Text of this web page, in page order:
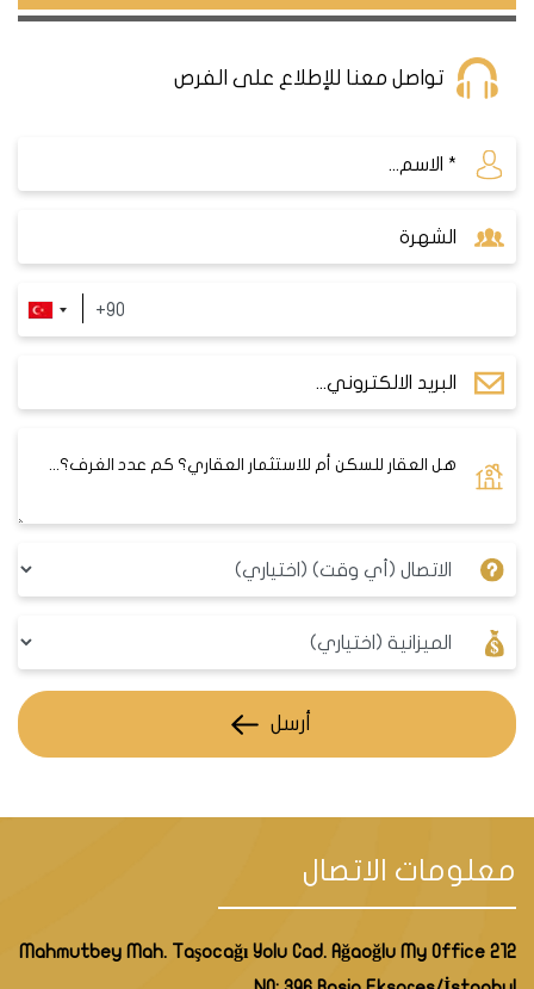
تواصل معنا للإطلاع على الفرص
أرسل
معلومات الاتصال
Mahmutbey Mah. Taşocağı Yolu Cad. Ağaoğlu My Office 212